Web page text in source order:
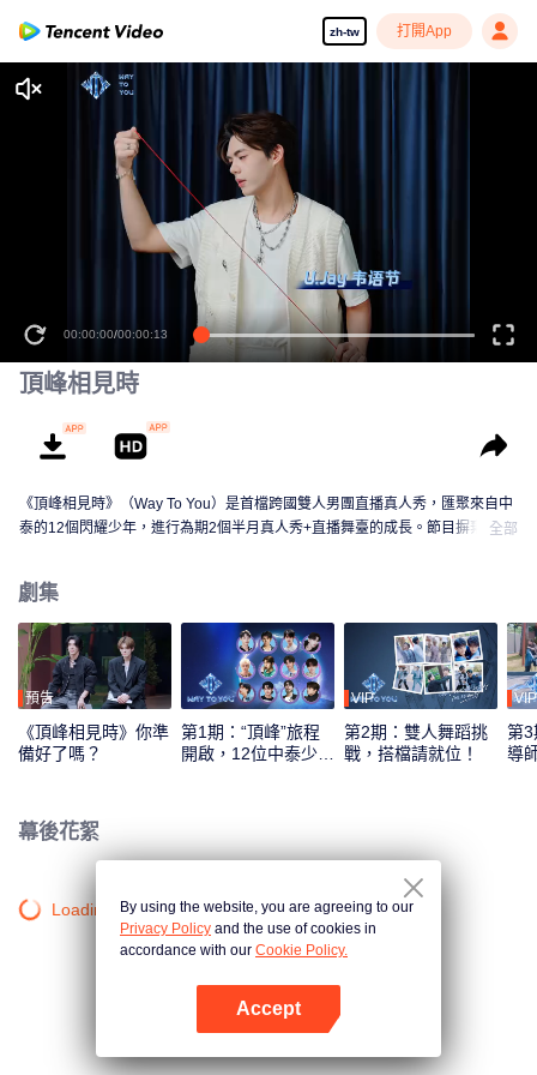
zh-tw 打開App
00:00:00/00:00:13
頂峰相見時
《頂峰相見時》（Way To You）是首檔跨國雙人男團直播真人秀，匯聚來自中
泰的12個閃耀少年，進行為期2個半月真人秀+直播舞臺的成長。節目摒棄傳統
將在全球舞臺上閃耀出道。
全部
劇集
預告
《頂峰相見時》你準
備好了嗎？
第1期：“頂峰”旅程
開啟，12位中泰少年
VIP
第2期：雙人舞蹈挑
戰，搭檔請就位！
VIP
第3
導
幕後花絮
Loading…By using the website, you are agreeing to our
Privacy Policy and the use of cookies in
accordance with our Cookie Policy.
Accept